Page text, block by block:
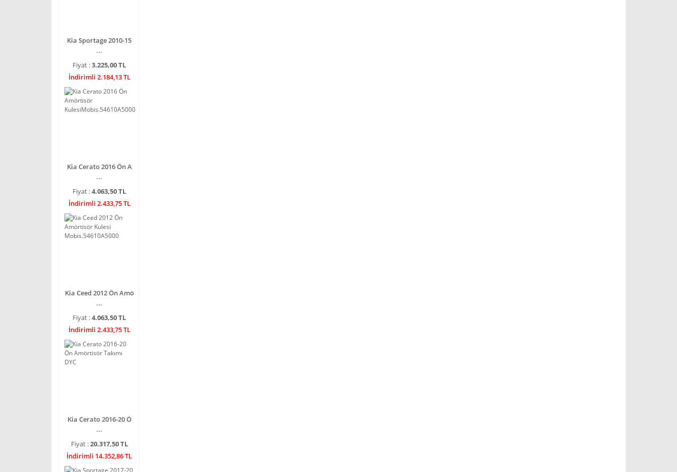
Kia Sportage 2010-15
...
Fiyat :3.225,00 TL
İndirimli 2.184,13 TL
Kia Cerato 2016 Ön A
...
Fiyat :4.063,50 TL
İndirimli 2.433,75 TL
Kia Ceed 2012 Ön Amö
...
Fiyat :4.063,50 TL
İndirimli 2.433,75 TL
Kia Cerato 2016-20 Ö
...
Fiyat :20.317,50 TL
İndirimli 14.352,86 TL